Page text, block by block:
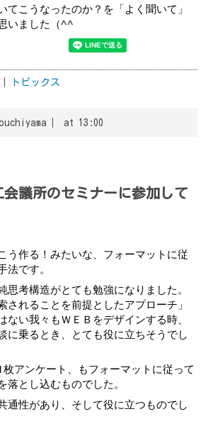
てこうなったのか？を「よく聞いて」
いました（^^
トピックス
at 13:00
議所のセミナーに参加して
う作る！みたいな、フォーマットに従
法です。
思考構造がとても勉強になりました。
されることを前提としたアプローチ」
ない我々もＷＥＢをデザインする時、
に乗るとき、とても役に立ちそうでし
アンケート、もフォーマットに従って
落とし込むものでした。
通性があり、そして役に立つものでし